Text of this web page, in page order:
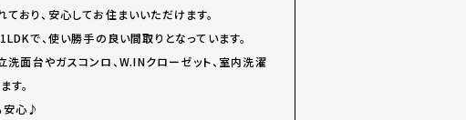
おり、安心してお住まいいただけます。
で、使い勝手の良い間取りとなっています。
洗面台やガスコンロ、W.INクローゼット、室内洗濯
す。
安心♪